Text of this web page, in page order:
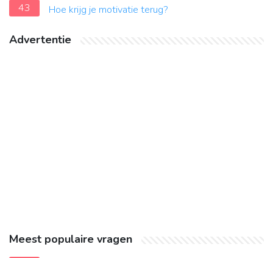
43
Hoe krijg je motivatie terug?
Advertentie
Meest populaire vragen